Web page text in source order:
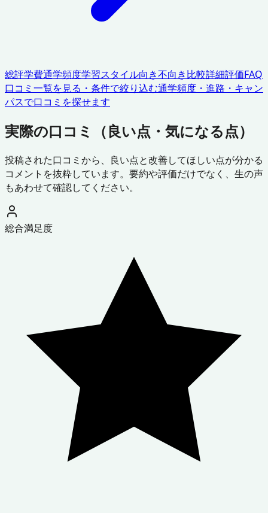
総評学費通学頻度学習スタイル向き不向き比較詳細評価FAQ
口コミ一覧を見る・条件で絞り込む通学頻度・進路・キャン
パスで口コミを探せます
実際の口コミ（良い点・気になる点）
投稿された口コミから、良い点と改善してほしい点が分かる
コメントを抜粋しています。要約や評価だけでなく、生の声
もあわせて確認してください。
総合満足度